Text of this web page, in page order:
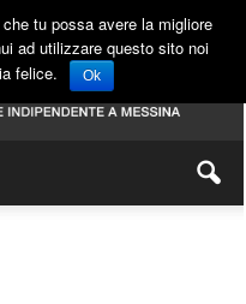
tu possa avere la migliore
ad utilizzare questo sito noi
felice.
Ok